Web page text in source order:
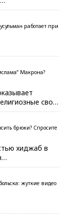
работает при
Макрона?
сво…
брюки? Спросите
хиджаб в
жуткие видео